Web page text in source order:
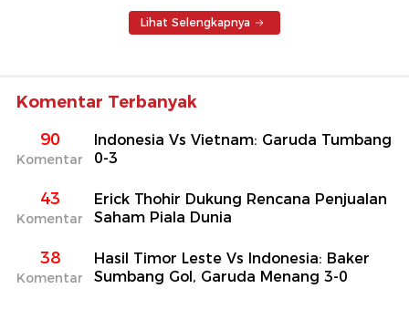
Lihat Selengkapnya
Komentar Terbanyak
90
Komentar
Indonesia Vs Vietnam: Garuda Tumbang
0-3
43
Komentar
Erick Thohir Dukung Rencana Penjualan
Saham Piala Dunia
38
Komentar
Hasil Timor Leste Vs Indonesia: Baker
Sumbang Gol, Garuda Menang 3-0